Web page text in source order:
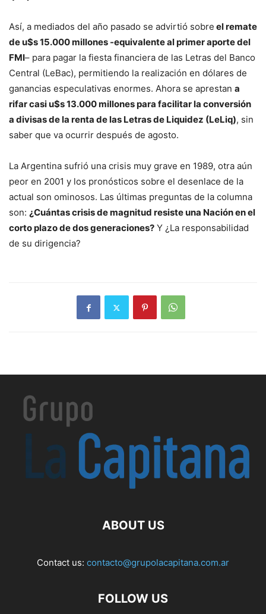
Así, a mediados del año pasado se advirtió sobre el remate
de u$s 15.000 millones -equivalente al primer aporte del
FMI– para pagar la fiesta financiera de las Letras del Banco
Central (LeBac), permitiendo la realización en dólares de
ganancias especulativas enormes. Ahora se aprestan a
rifar casi u$s 13.000 millones para facilitar la conversión
a divisas de la renta de las Letras de Liquidez (LeLiq), sin
saber que va ocurrir después de agosto.
La Argentina sufrió una crisis muy grave en 1989, otra aún
peor en 2001 y los pronósticos sobre el desenlace de la
actual son ominosos. Las últimas preguntas de la columna
son: ¿Cuántas crisis de magnitud resiste una Nación en el
corto plazo de dos generaciones? Y ¿La responsabilidad
de su dirigencia?
ABOUT US
Contact us: contacto@grupolacapitana.com.ar
FOLLOW US